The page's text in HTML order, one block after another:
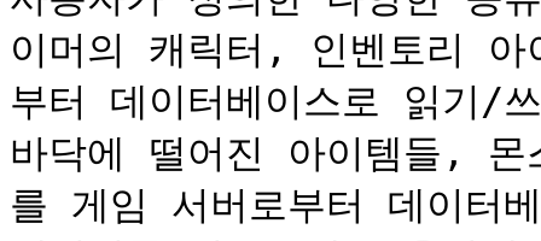
이머의 캐릭터, 인벤토리
부터 데이터베이스로 읽기
바닥에 떨어진 아이템들,
를 게임 서버로부터 데이터